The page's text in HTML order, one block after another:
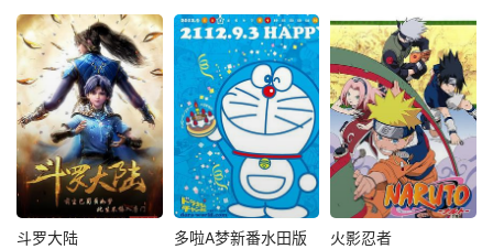
斗罗大陆 多啦A梦新番水田版 火影忍者